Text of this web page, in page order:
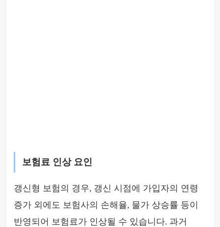
보험료 인상 요인
갱신형 보험의 경우, 갱신 시점에 가입자의 연령
증가 외에도 보험사의 손해율, 물가 상승률 등이
반영되어 보험료가 인상될 수 있습니다. 과거